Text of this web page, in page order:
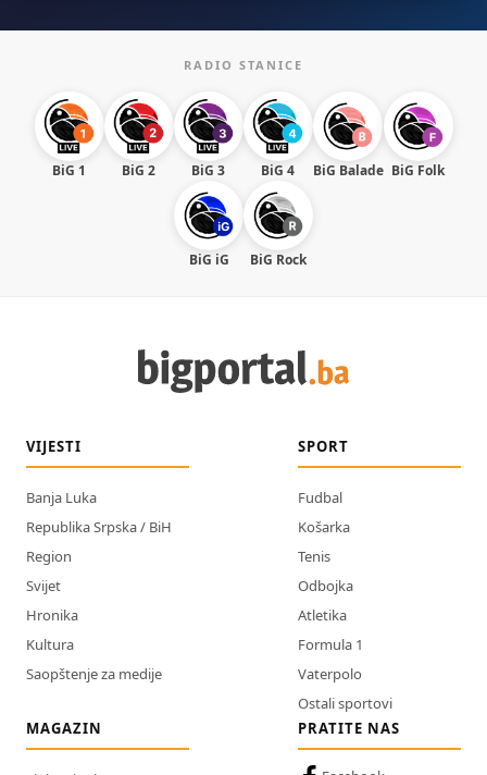
RADIO STANICE
BiG 1 BiG 2 BiG 3 BiG 4 BiG Balade BiG Folk
BiG iG BiG Rock
VIJESTI
Banja Luka
Republika Srpska / BiH
Region
Svijet
Hronika
Kultura
Saopštenje za medije
SPORT
Fudbal
Košarka
Tenis
Odbojka
Atletika
Formula 1
Vaterpolo
Ostali sportovi
MAGAZIN
PRATITE NAS